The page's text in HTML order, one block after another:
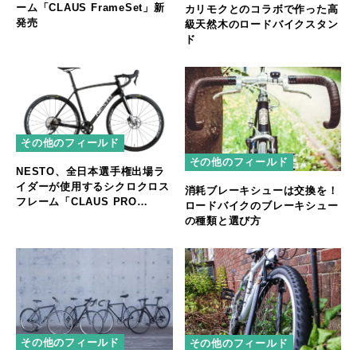
ーム「CLAUS FrameSet」新
発売
カリモクとのコラボで作った高
級天然木のロードバイクスタン
ド
その他のフィールド
NESTO、全日本選手権出場ラ
イダーが使用するシクロクロス
フレーム「CLAUS PRO
その他のフィールド
消耗ブレーキシューは交換を！
ロードバイクのブレーキシュー
の種類と選び方
その他のフィールド その他のフィールド